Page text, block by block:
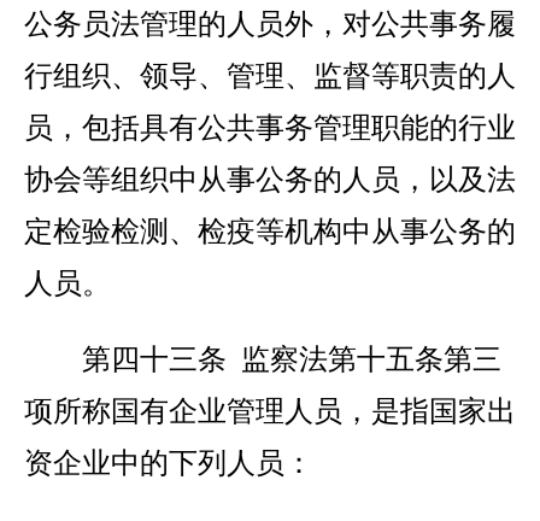
公务员法管理的人员外，对公共事务履
行组织、领导、管理、监督等职责的人
员，包括具有公共事务管理职能的行业
协会等组织中从事公务的人员，以及法
定检验检测、检疫等机构中从事公务的
人员。
第四十三条 监察法第十五条第三
项所称国有企业管理人员，是指国家出
资企业中的下列人员：